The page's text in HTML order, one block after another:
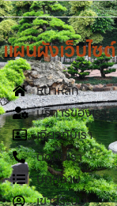
แผนผังเว็บไซต์
หน้าหลัก
บริการของเรา
เกี่ยวกับเรา
ติดต่อเรา
บทความ
เข้าสู่ระบบ